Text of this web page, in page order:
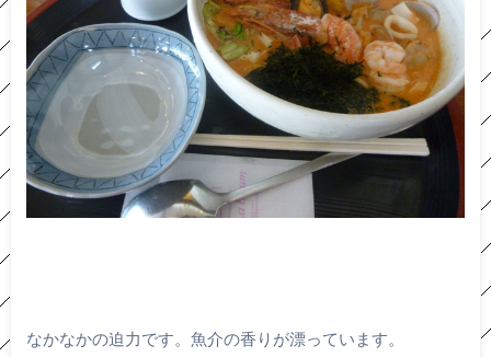
なかなかの迫力です。魚介の香りが漂っています。